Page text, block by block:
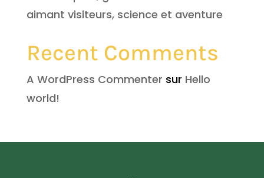
aimant visiteurs, science et aventure
Recent Comments
A WordPress Commenter sur Hello
world!